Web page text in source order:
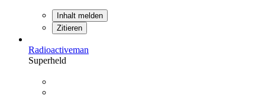
Inhalt melden
Zitieren
Radioactiveman
Superheld